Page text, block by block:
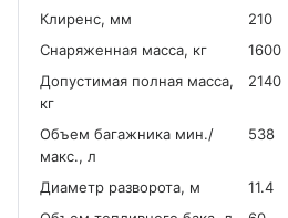
Клиренс, мм
210
Снаряженная масса, кг
1600
Допустимая полная масса,
кг
2140
Объем багажника мин./
макс., л
538
Диаметр разворота, м
11.4